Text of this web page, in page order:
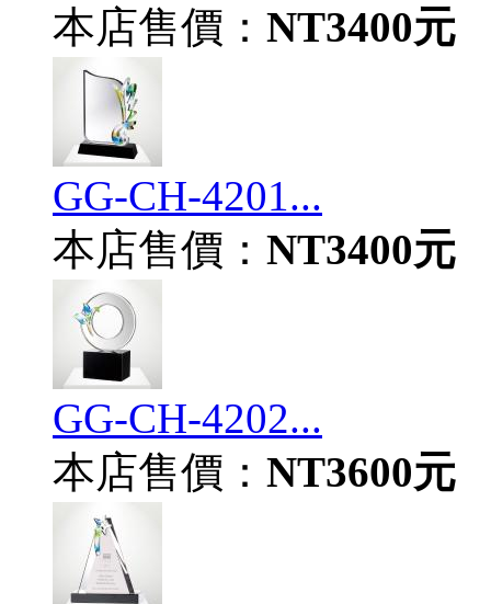
本店售價： NT3400元
GG-CH-4201...
本店售價： NT3400元
GG-CH-4202...
本店售價： NT3600元